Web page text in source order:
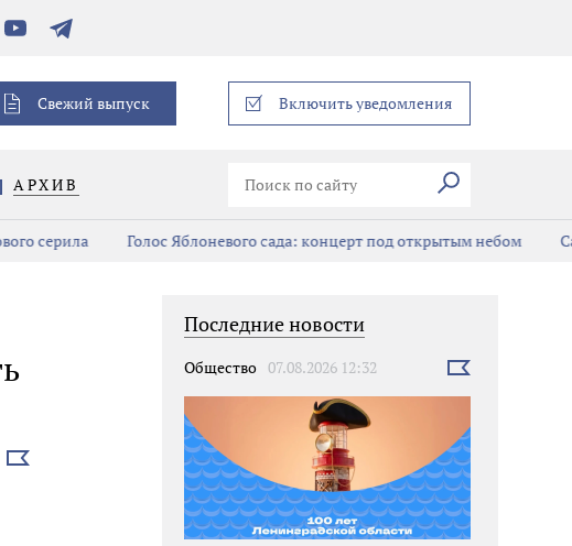
YouTubeТелеграм
Свежий выпуск Включить уведомления
АРХИВ Искать
серила Голос Яблоневого сада: концерт под открытым небом
Выбрать
Последние новости
Общество 07.08.2026 12:32
Выбрать